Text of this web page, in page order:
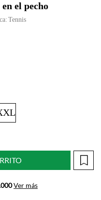
el pecho
Tennis
Ver más